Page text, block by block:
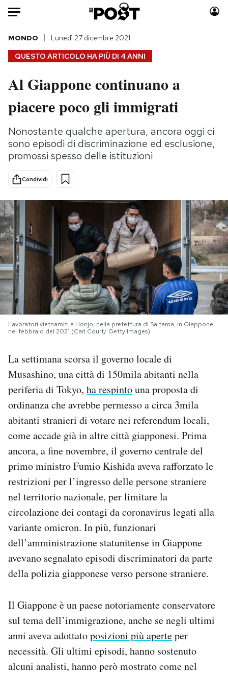
Auto
HOME
Italia
Politica
Tecnologia
Internet
Scienza
Cultura
Economia
Sport
Moda
Consumismi
Storie/Idee
Ok Boomer!
Media
Mondiali calcio 2026
PODCAST
NEWSLETTER
I MIEI PREFERITI
AREA PERSONALE
Area Personale
Newsletter
Notifiche mobile
Regala il Post
Hai bisogno di aiuto?
QUESTO ARTICOLO HA PIÙ DI 4 ANNI
MONDO Lunedì 27 dicembre 2021
Al Giappone continuano a
piacere poco gli immigrati
Nonostante qualche apertura, ancora oggi ci
sono episodi di discriminazione ed esclusione,
promossi spesso delle istituzioni
Condividi
Lavoratori vietnamiti a Honjo, nella prefettura di Saitama, in Giappone,
nel febbraio del 2021 (Carl Court/ Getty Images)
La settimana scorsa il governo locale di
Musashino, una città di 150mila abitanti nella
periferia di Tokyo, ha respintouna proposta di
ordinanza che avrebbe permesso a circa 3mila
abitanti stranieri di votare nei referendum locali,
come accade già in altre città giapponesi. Prima
ancora, a fine novembre, il governo centrale del
primo ministro Fumio Kishida aveva rafforzato le
restrizioni per l’ingresso delle persone straniere
nel territorio nazionale, per limitare la
circolazione dei contagi da coronavirus legati alla
variante omicron. In più, funzionari
dell’amministrazione statunitense in Giappone
avevano segnalato episodi discriminatori da parte
della polizia giapponese verso persone straniere.
Il Giappone è un paese notoriamente conservatore
sul tema dell’immigrazione, anche se negli ultimi
anni aveva adottatoposizioni più aperteper
necessità. Gli ultimi episodi, hanno sostenuto
alcuni analisti, hanno però mostrato come nel